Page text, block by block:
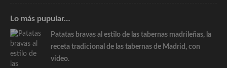
Lo más pupular…
Patatas bravas al estilo de las tabernas madrileñas, la
receta tradicional de las tabernas de Madrid, con
vídeo.